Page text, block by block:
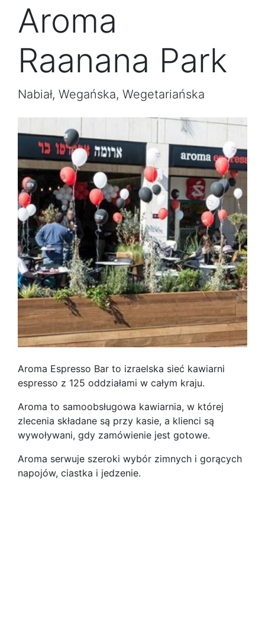
Aroma
Raanana Park
Nabiał, Wegańska, Wegetariańska
Aroma Espresso Bar to izraelska sieć kawiarni
espresso z 125 oddziałami w całym kraju.
Aroma to samoobsługowa kawiarnia, w której
zlecenia składane są przy kasie, a klienci są
wywoływani, gdy zamówienie jest gotowe.
Aroma serwuje szeroki wybór zimnych i gorących
napojów, ciastka i jedzenie.